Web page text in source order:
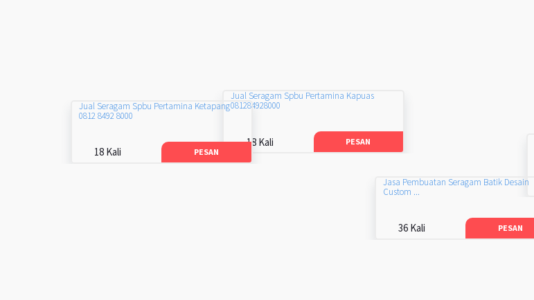
Jual Seragam Spbu Pertamina Kapuas
081284928000
18 Kali PESAN
Jual Seragam Spbu Pertamina Ketapang
0812 8492 8000
18 Kali PESAN
Jasa Pembuatan Seragam Batik Desain
Custom ...
36 Kali PESAN